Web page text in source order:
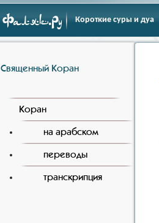
Фаляк.Ру Короткие суры и дуа
Священный Коран
Коран
на арабском
переводы
транскрипция